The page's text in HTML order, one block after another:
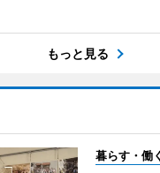
もっと見る
暮らす・働く